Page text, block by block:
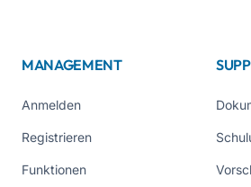
MANAGEMENT
Anmelden
Registrieren
Funktionen